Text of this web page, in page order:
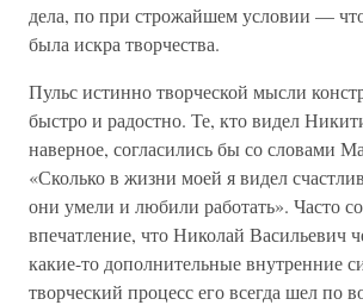
дела, по при строжайшем условии —
была искра творчества.
Пульс истинно творческой мысли
быстро и радостно. Те, кто видел
наверное, согласились бы со словами
«Сколько в жизни моей я видел
они умели и любили работать». Часто
впечатление, что Николай Васильевич
какие-то дополнительные внутренние
творческий процесс его всегда шел по